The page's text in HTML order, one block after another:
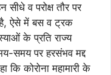
सीधे व परोक्ष तौर पर
है, ऐसे में बस व ट्रक
के प्रति राज्य
समय पर हरसंभव मद्द
कोरोना महामारी के